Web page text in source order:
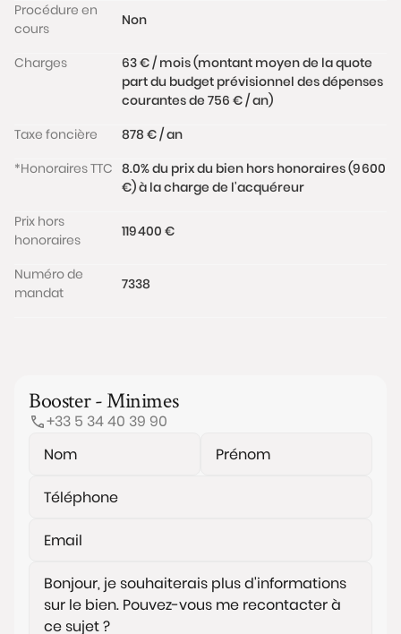
Procédure en
cours
Non
Charges
63 € / mois (montant moyen de la quote
part du budget prévisionnel des dépenses
courantes de 756 € / an)
Taxe foncière
878 € / an
*Honoraires TTC 8.0% du prix du bien hors honoraires (9 600
€) à la charge de l'acquéreur
Prix hors
honoraires
119 400 €
Numéro de
mandat
7338
Booster - Minimes
+33 5 34 40 39 90